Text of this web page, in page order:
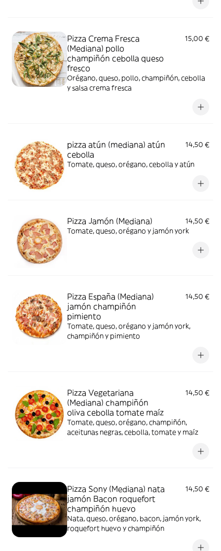
Pizza Crema Fresca
(Mediana) pollo
champiñón cebolla queso
fresco
15,00 €
Orégano, queso, pollo, champiñón, cebolla
y salsa crema fresca
pizza atún (mediana) atún
cebolla
14,50 €
Tomate, queso, orégano, cebolla y atún
Pizza Jamón (Mediana)
14,50 €
Tomate, queso, orégano y jamón york
Pizza España (Mediana)
jamón champiñón
pimiento
14,50 €
Tomate, queso, orégano y jamón york,
champiñón y pimiento
Pizza Vegetariana
(Mediana) champiñón
oliva cebolla tomate maíz
14,50 €
Tomate, queso, orégano, champiñón,
aceitunas negras, cebolla, tomate y maíz
Pizza Sony (Mediana) nata
jamón Bacon roquefort
champiñón huevo
14,50 €
Nata, queso, orégano, bacon, jamón york,
roquefort huevo y champiñón